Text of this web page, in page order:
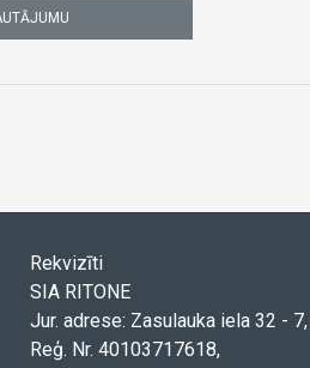
Rekvizīti
SIA RITONE
Jur. adrese: Zasulauka iela 32 -
Reģ. Nr. 40103717618,